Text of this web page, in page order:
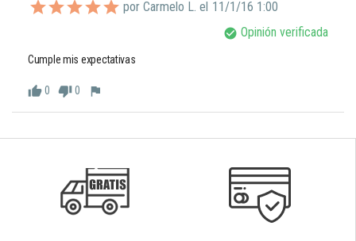
por Carmelo L. el 11/1/16 1:00
check_circle Opinión verificada
Cumple mis expectativas
thumb_up0 thumb_down0 flag